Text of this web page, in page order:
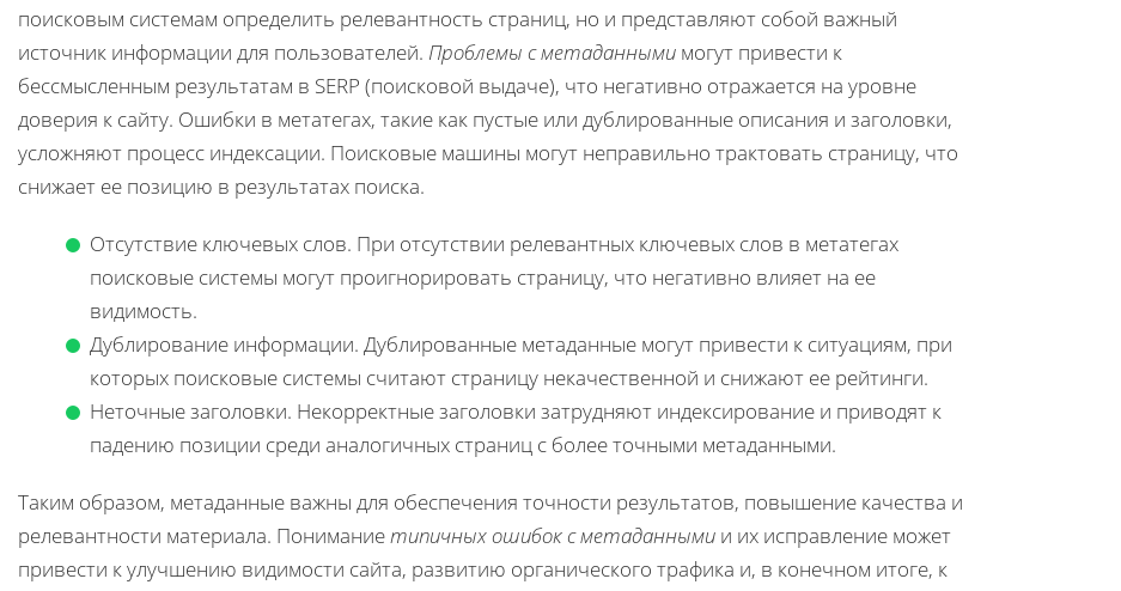
поисковым системам определить релевантность страниц, но и представляют собой важный
источник информации для пользователей. Проблемы с метаданными могут привести к
бессмысленным результатам в SERP (поисковой выдаче), что негативно отражается на уровне
доверия к сайту. Ошибки в метатегах, такие как пустые или дублированные описания и заголовки,
усложняют процесс индексации. Поисковые машины могут неправильно трактовать страницу, что
снижает ее позицию в результатах поиска.
Отсутствие ключевых слов. При отсутствии релевантных ключевых слов в метатегах
поисковые системы могут проигнорировать страницу, что негативно влияет на ее
видимость.
Дублирование информации. Дублированные метаданные могут привести к ситуациям, при
которых поисковые системы считают страницу некачественной и снижают ее рейтинги.
Неточные заголовки. Некорректные заголовки затрудняют индексирование и приводят к
падению позиции среди аналогичных страниц с более точными метаданными.
Таким образом, метаданные важны для обеспечения точности результатов, повышение качества и
релевантности материала. Понимание типичных ошибок с метаданными и их исправление может
привести к улучшению видимости сайта, развитию органического трафика и, в конечном итоге, к